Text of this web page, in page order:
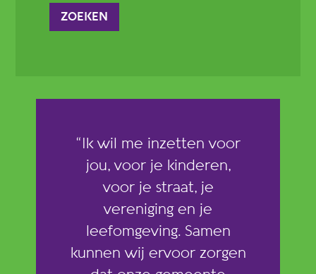
“Ik wil me inzetten voor
jou, voor je kinderen,
voor je straat, je
vereniging en je
leefomgeving. Samen
kunnen wij ervoor zorgen